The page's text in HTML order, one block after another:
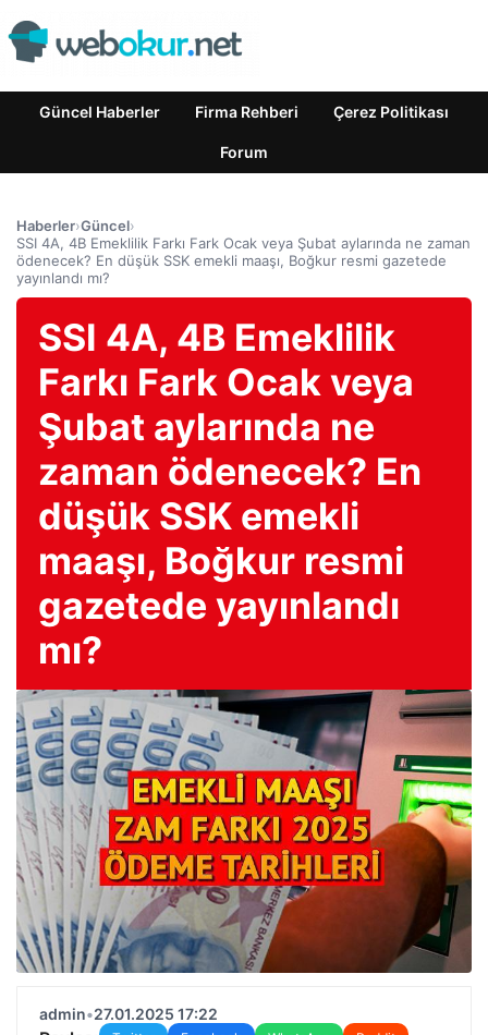
Güncel Haberler Firma Rehberi Çerez Politikası
Forum
Haberler›Güncel›
SSI 4A, 4B Emeklilik Farkı Fark Ocak veya Şubat aylarında ne zaman
ödenecek? En düşük SSK emekli maaşı, Boğkur resmi gazetede
yayınlandı mı?
SSI 4A, 4B Emeklilik
Farkı Fark Ocak veya
Şubat aylarında ne
zaman ödenecek? En
düşük SSK emekli
maaşı, Boğkur resmi
gazetede yayınlandı
mı?
admin•27.01.2025 17:22